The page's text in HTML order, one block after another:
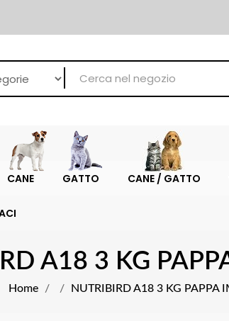
CANE GATTO CANE / GATTO
A18 3 KG
Home NUTRIBIRD A18 3 KG PAPPA